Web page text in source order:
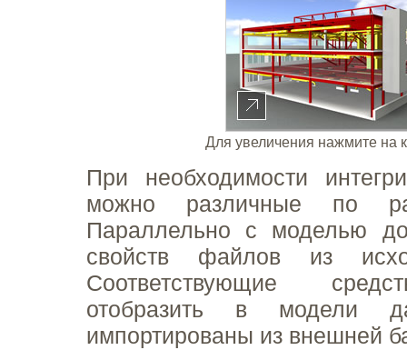
Для увеличения нажмите на
При необходимости
можно различные по
Параллельно с моделью
свойств файлов из
Соответствующие
отобразить в модели
импортированы из внешней